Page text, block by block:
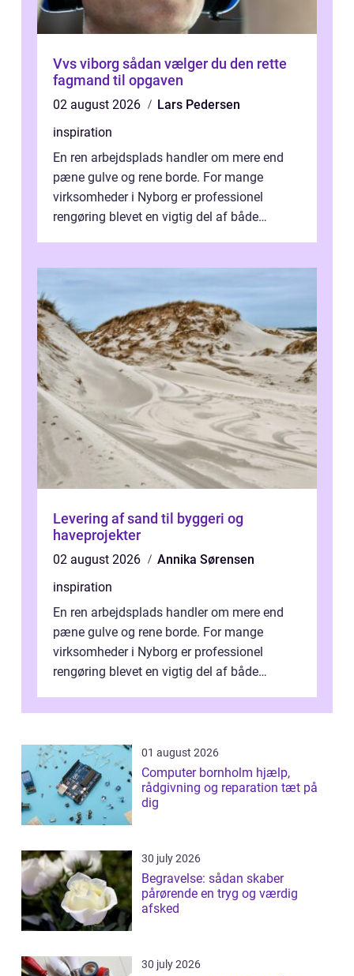
Vvs viborg sådan vælger du den rette
fagmand til opgaven
02 august 2026
Lars Pedersen
inspiration
En ren arbejdsplads handler om mere end
pæne gulve og rene borde. For mange
virksomheder i Nyborg er professionel
rengøring blevet en vigtig del af både
Levering af sand til byggeri og
haveprojekter
02 august 2026
Annika Sørensen
inspiration
En ren arbejdsplads handler om mere end
pæne gulve og rene borde. For mange
virksomheder i Nyborg er professionel
rengøring blevet en vigtig del af både
samlede ...
01 august 2026
Computer bornholm hjælp,
rådgivning og reparation tæt på
dig
30 july 2026
Begravelse: sådan skaber
pårørende en tryg og værdig
afsked
30 july 2026